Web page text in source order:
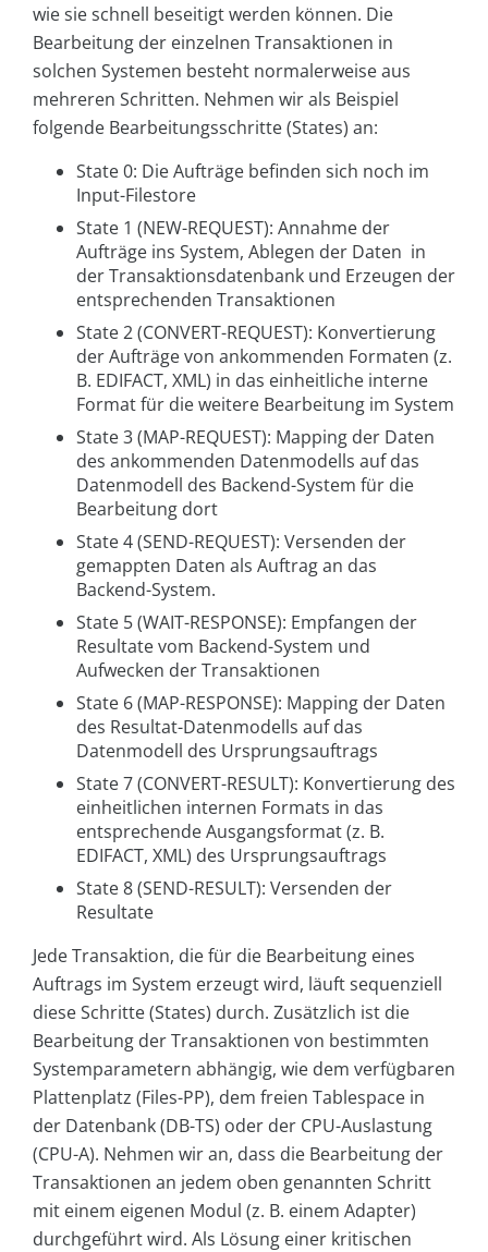
wie sie schnell beseitigt werden können. Die
Bearbeitung der einzelnen Transaktionen in
solchen Systemen besteht normalerweise aus
mehreren Schritten. Nehmen wir als Beispiel
folgende Bearbeitungsschritte (States) an:
State 0: Die Aufträge befinden sich noch im
Input-Filestore
State 1 (NEW-REQUEST): Annahme der
Aufträge ins System, Ablegen der Daten in
der Transaktionsdatenbank und Erzeugen der
entsprechenden Transaktionen
State 2 (CONVERT-REQUEST): Konvertierung
der Aufträge von ankommenden Formaten (z.
B. EDIFACT, XML) in das einheitliche interne
Format für die weitere Bearbeitung im System
State 3 (MAP-REQUEST): Mapping der Daten
des ankommenden Datenmodells auf das
Datenmodell des Backend-System für die
Bearbeitung dort
State 4 (SEND-REQUEST): Versenden der
gemappten Daten als Auftrag an das
Backend-System.
State 5 (WAIT-RESPONSE): Empfangen der
Resultate vom Backend-System und
Aufwecken der Transaktionen
State 6 (MAP-RESPONSE): Mapping der Daten
des Resultat-Datenmodells auf das
Datenmodell des Ursprungsauftrags
State 7 (CONVERT-RESULT): Konvertierung des
einheitlichen internen Formats in das
entsprechende Ausgangsformat (z. B.
EDIFACT, XML) des Ursprungsauftrags
State 8 (SEND-RESULT): Versenden der
Resultate
Jede Transaktion, die für die Bearbeitung eines
Auftrags im System erzeugt wird, läuft sequenziell
diese Schritte (States) durch. Zusätzlich ist die
Bearbeitung der Transaktionen von bestimmten
Systemparametern abhängig, wie dem verfügbaren
Plattenplatz (Files-PP), dem freien Tablespace in
der Datenbank (DB-TS) oder der CPU-Auslastung
(CPU-A). Nehmen wir an, dass die Bearbeitung der
Transaktionen an jedem oben genannten Schritt
mit einem eigenen Modul (z. B. einem Adapter)
durchgeführt wird. Als Lösung einer kritischen